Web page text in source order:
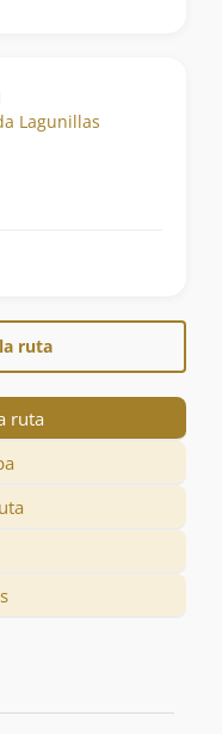
Lagunillas
ruta
ruta